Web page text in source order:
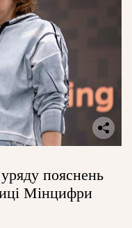
пояснень
Мінцифри